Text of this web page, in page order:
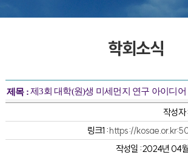
학회소식
제목 :제3회 대학(원)생 미세먼지 연구 아이디어
작성자 :
링크1 :https://
작성일 : 2024년 04월